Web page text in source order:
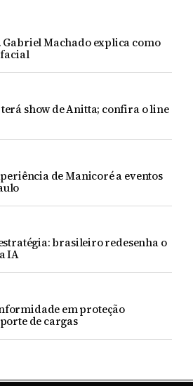
Gabriel Machado explica como
show de Anitta; confira o line
de Manicoré a eventos
brasileiro redesenha o
IA
em proteção
de cargas